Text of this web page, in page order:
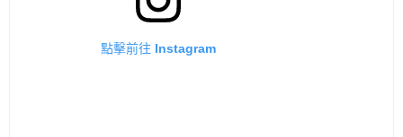
點擊前往 Instagram